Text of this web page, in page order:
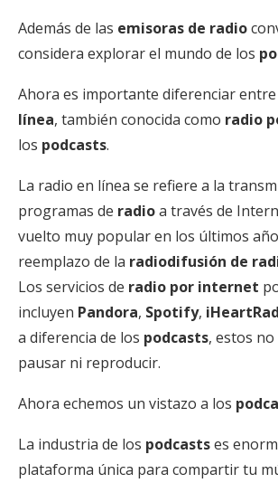
Además de las emisoras de radio
considera explorar el mundo de los
Ahora es importante diferenciar entre
línea, también conocida como radio
los podcasts.
La radio en línea se refiere a la
programas de radioa través de
vuelto muy popular en los últimos
reemplazo de la radiodifusión de
Los servicios de radio por internet
incluyen Pandora, Spotify,
a diferencia de los podcasts, estos
pausar ni reproducir.
Ahora echemos un vistazo a los
La industria de los podcastses
plataforma única para compartir tu